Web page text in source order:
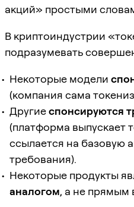
акций» простыми
В криптоиндустрии
подразумевать
Некоторые модели
(компания сама
Другиеспонсируются
(платформа выпускает
ссылается на базовую
требования).
Некоторые продукты
аналогом, а не прямым